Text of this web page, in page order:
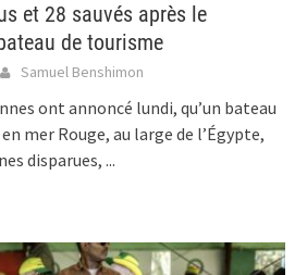
et 28 sauvés après le
de tourisme
Samuel Benshimon
ont annoncé lundi, qu’un bateau
mer Rouge, au large de l’Égypte,
disparues, ...